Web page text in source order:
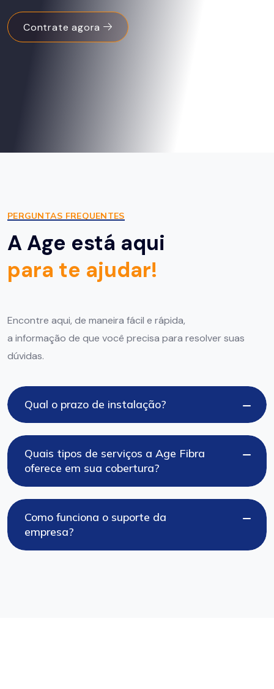
Contrate agora
PERGUNTAS FREQUENTES
A Age está aqui
para te ajudar!
Encontre aqui, de maneira fácil e rápida,
a informação de que você precisa para resolver suas
dúvidas.
Qual o prazo de instalação?
Quais tipos de serviços a Age Fibra
oferece em sua cobertura?
Como funciona o suporte da
empresa?